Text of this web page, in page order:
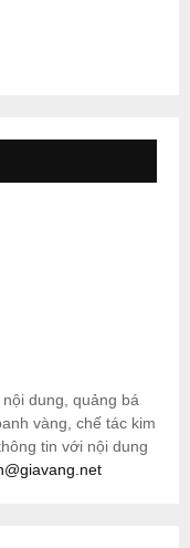
dung, quảng bá
vàng, chế tác kim
tin với nội dung